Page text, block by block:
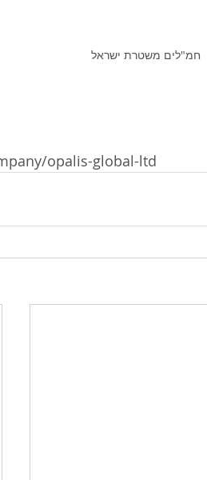
חמ"לים משטרת ישראל
opalis-global-ltd